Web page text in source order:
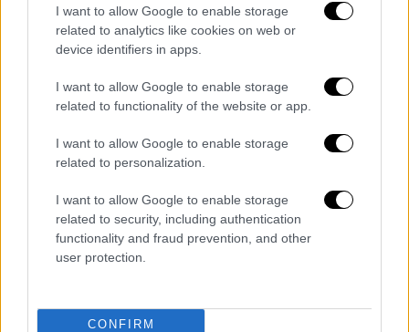
I want to allow Google to enable storage
related to analytics like cookies on web or
device identifiers in apps.
I want to allow Google to enable storage
related to functionality of the website or app.
I want to allow Google to enable storage
related to personalization.
I want to allow Google to enable storage
related to security, including authentication
functionality and fraud prevention, and other
user protection.
CONFIRM